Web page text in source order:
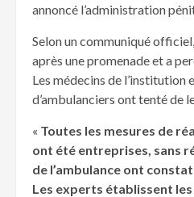
annoncé l’administration
Selon un communiqué
après une promenade et a
Les médecins de l’institution
d’ambulanciers ont tenté de
« Toutes les mesures de
ont été entreprises, sans
de l’ambulance ont
Les experts établissent